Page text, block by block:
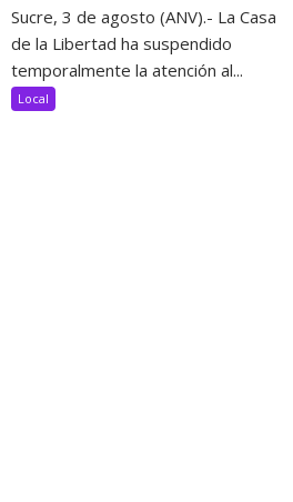
Sucre, 3 de agosto (ANV).- La Casa
de la Libertad ha suspendido
temporalmente la atención al...
Local